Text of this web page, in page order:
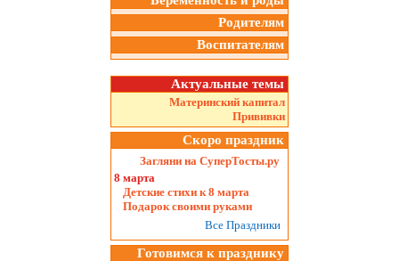
Родителям
Воспитателям
Актуальные темы
Материнский капитал
Прививки
Скоро праздник
Загляни на СуперТосты.ру
8 марта
Детские стихи к 8 марта
Подарок своими руками
Все Праздники
Готовимся к празднику